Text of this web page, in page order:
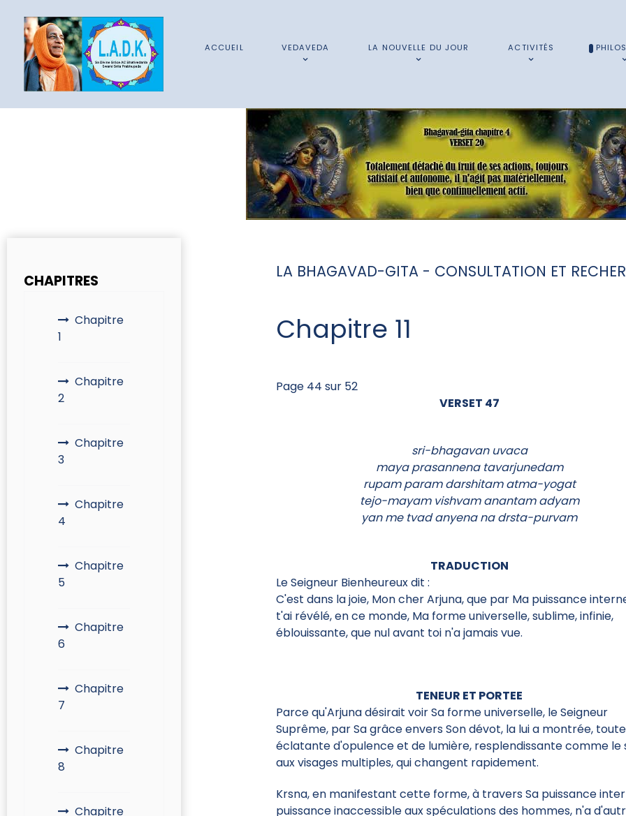
ACCUEIL VEDAVEDA LA NOUVELLE DU JOUR ACTIVITÉS
CHAPITRES
Chapitre
1
Chapitre
2
Chapitre
3
Chapitre
4
Chapitre
5
Chapitre
6
Chapitre
7
Chapitre
8
Chapitre
LA BHAGAVAD-GITA - CONSULTATION ET
Chapitre 11
Page 44 sur 52
VERSET 47
sri-bhagavan uvaca
maya prasannena tavarjunedam
rupam param darshitam atma-yogat
tejo-mayam vishvam anantam adyam
yan me tvad anyena na drsta-purvam
TRADUCTION
Le Seigneur Bienheureux dit :
C'est dans la joie, Mon cher Arjuna, que par Ma puissance
t'ai révélé, en ce monde, Ma forme universelle, sublime, infinie,
éblouissante, que nul avant toi n'a jamais vue.
TENEUR ET PORTEE
Parce qu'Arjuna désirait voir Sa forme universelle, le Seigneur
Suprême, par Sa grâce envers Son dévot, la lui a montrée, toute
éclatante d'opulence et de lumière, resplendissante comme le
aux visages multiples, qui changent rapidement.
Krsna, en manifestant cette forme, à travers Sa puissance
puissance inaccessible aux spéculations des hommes, n'a